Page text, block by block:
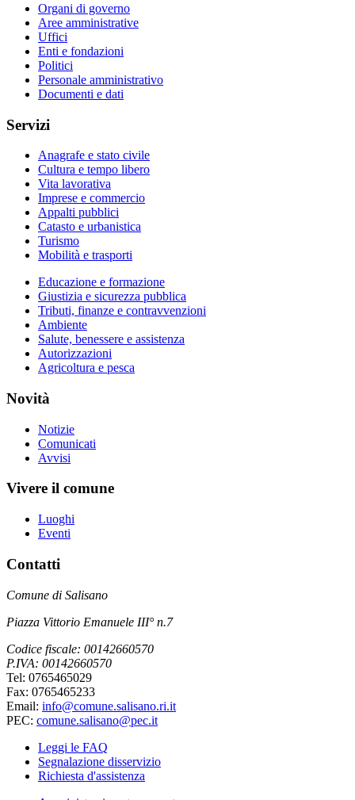
Organi di governo
Aree amministrative
Uffici
Enti e fondazioni
Politici
Personale amministrativo
Documenti e dati
Servizi
Anagrafe e stato civile
Cultura e tempo libero
Vita lavorativa
Imprese e commercio
Appalti pubblici
Catasto e urbanistica
Turismo
Mobilità e trasporti
Educazione e formazione
Giustizia e sicurezza pubblica
Tributi, finanze e contravvenzioni
Ambiente
Salute, benessere e assistenza
Autorizzazioni
Agricoltura e pesca
Novità
Notizie
Comunicati
Avvisi
Vivere il comune
Luoghi
Eventi
Contatti
Comune di Salisano
Piazza Vittorio Emanuele III° n.7
Codice fiscale: 00142660570
P.IVA: 00142660570
Tel: 0765465029
Fax: 0765465233
Email: info@comune.salisano.ri.it
PEC: comune.salisano@pec.it
Leggi le FAQ
Segnalazione disservizio
Richiesta d'assistenza